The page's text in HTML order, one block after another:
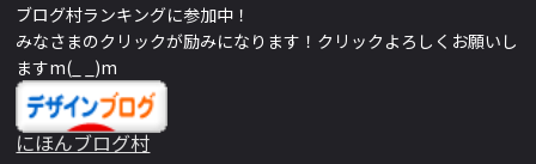
ブログ村ランキングに参加中！
みなさまのクリックが励みになります！クリックよろしくお願いし
ますm(_ _)m
にほんブログ村